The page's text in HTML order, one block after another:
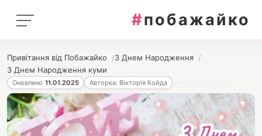
#побажайко
Привітання від Побажайко
З Днем Народження
З Днем Народження куми
Оновлено 11.01.2025 Авторка: Вікторія Койда